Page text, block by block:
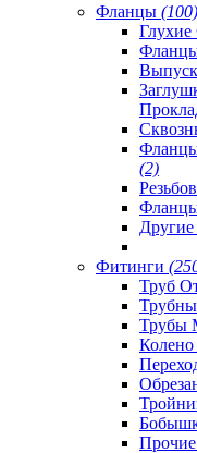
Фланцы (100)
(2)
Фитинги
Труб
Трубы
Колено